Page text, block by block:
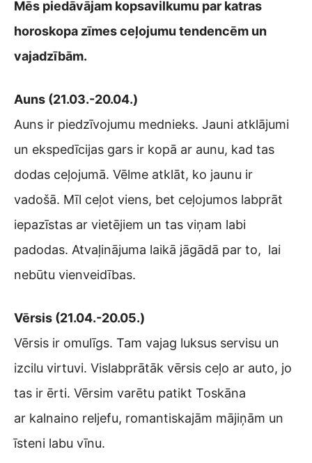
Mēs piedāvājam kopsavilkumu par katras
horoskopa zīmes ceļojumu tendencēm un
vajadzībām.
Auns (21.03.-20.04.)
Auns ir piedzīvojumu mednieks. Jauni atklājumi
un ekspedīcijas gars ir kopā ar aunu, kad tas
dodas ceļojumā. Vēlme atklāt, ko jaunu ir
vadošā. Mīl ceļot viens, bet ceļojumos labprāt
iepazīstas ar vietējiem un tas viņam labi
padodas. Atvaļinājuma laikā jāgādā par to, lai
nebūtu vienveidības.
Vērsis (21.04.-20.05.)
Vērsis ir omulīgs. Tam vajag luksus servisu un
izcilu virtuvi. Vislabprātāk vērsis ceļo ar auto, jo
tas ir ērti. Vērsim varētu patikt Toskāna
ar kalnaino reljefu, romantiskajām mājiņām un
īsteni labu vīnu.